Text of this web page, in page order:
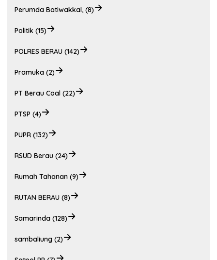
Perumda Batiwakkal, (8)
Politik (15)
POLRES BERAU (142)
Pramuka (2)
PT Berau Coal (22)
PTSP (4)
PUPR (132)
RSUD Berau (24)
Rumah Tahanan (9)
RUTAN BERAU (8)
Samarinda (128)
sambaliung (2)